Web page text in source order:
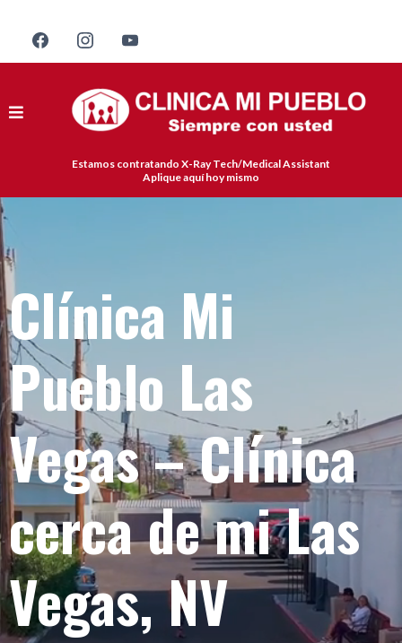
Estamos contratando X-Ray Tech/Medical Assistant
Aplique aquí hoy mismo
Clínica Mi
Pueblo Las
Vegas – Clínica
cerca de mi Las
Vegas, NV